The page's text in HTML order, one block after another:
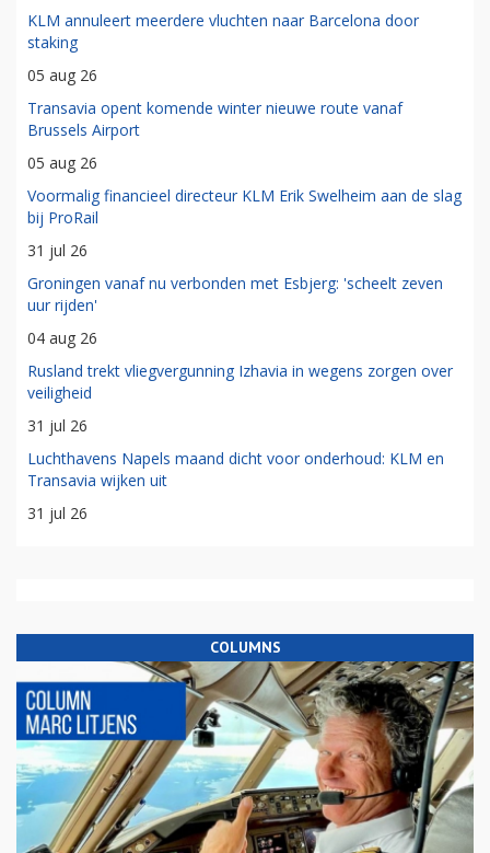
KLM annuleert meerdere vluchten naar Barcelona door
staking
05 aug 26
Transavia opent komende winter nieuwe route vanaf
Brussels Airport
05 aug 26
Voormalig financieel directeur KLM Erik Swelheim aan de slag
bij ProRail
31 jul 26
Groningen vanaf nu verbonden met Esbjerg: 'scheelt zeven
uur rijden'
04 aug 26
Rusland trekt vliegvergunning Izhavia in wegens zorgen over
veiligheid
31 jul 26
Luchthavens Napels maand dicht voor onderhoud: KLM en
Transavia wijken uit
31 jul 26
COLUMNS